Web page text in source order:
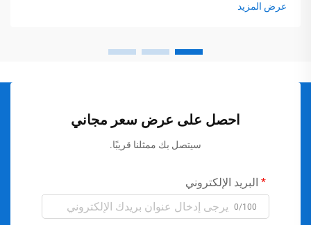
عرض المزيد
احصل على عرض سعر مجاني
سيتصل بك ممثلنا قريبًا.
البريد الإلكتروني
0/100